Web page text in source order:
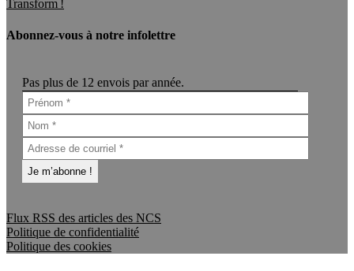
Transform !
Abonnez-vous à notre infolettre
Pas plus de 12 envois par année.
Flux RSS des articles des NCS
Politique de confidentialité
Politique des cookies